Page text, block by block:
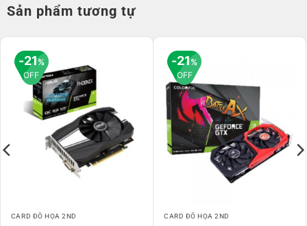
Sản phẩm tương tự
21%
OFF
CARD ĐỒ HỌA 2ND
21%
OFF
CARD ĐỒ HỌA 2ND